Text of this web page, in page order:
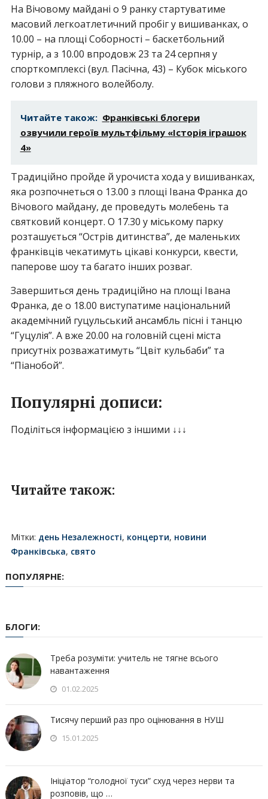
На Вічовому майдані о 9 ранку стартуватиме
масовий легкоатлетичний пробіг у вишиванках, о
10.00 – на площі Соборності – баскетбольний
турнір, а з 10.00 впродовж 23 та 24 серпня у
спорткомплексі (вул. Пасічна, 43) – Кубок міського
голови з пляжного волейболу.
Читайте також: Франківські блогери
озвучили героїв мультфільму «Історія іграшок
4»
Традиційно пройде й урочиста хода у вишиванках,
яка розпочнеться о 13.00 з площі Івана Франка до
Вічового майдану, де проведуть молебень та
святковий концерт. О 17.30 у міському парку
розташується “Острів дитинства”, де маленьких
франківців чекатимуть цікаві конкурси, квести,
паперове шоу та багато інших розваг.
Завершиться день традиційно на площі Івана
Франка, де о 18.00 виступатиме національний
академічний гуцульський ансамбль пісні і танцю
“Гуцулія”. А вже 20.00 на головній сцені міста
присутніх розважатимуть “Цвіт кульбаби” та
“Піанобой”.
Популярні дописи:
Поділіться інформацією з іншими ↓↓↓
Читайте також:
Мітки: день Незалежності, концерти, новини
Франківська, свято
ПОПУЛЯРНЕ:
БЛОГИ:
Треба розуміти: учитель не тягне всього
навантаження
01.02.2025
Тисячу перший раз про оцінювання в НУШ
15.01.2025
Ініціатор “голодної туси” схуд через нерви та
розповів, що …